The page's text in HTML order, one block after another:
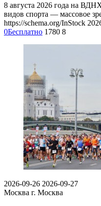
8 августа 2026 года на
видов спорта — массовое
https://schema.org/InStock
0Бесплатно 1780 8
2026-09-26 2026-09-27
Москва г. Москва